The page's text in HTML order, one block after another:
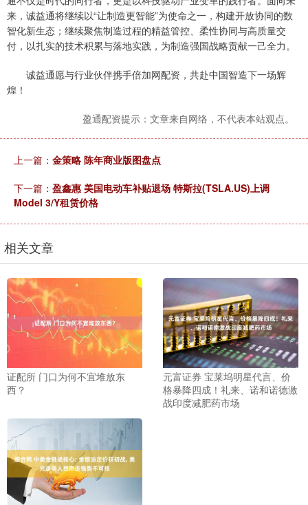
来，诚益通将继续以“让制造更智能”为使命之一，构建开放协同的数
智化新生态；继续聚焦制造过程的精益管控、柔性协同与高质量交
付，以扎实的技术积累与落地实践，为制造强国战略贡献一己全力。
诚益通愿与行业伙伴携手倍加网配资，共赴中国智造下一场辉
煌！
盈通配资提示：文章来自网络，不代表本站观点。
上一篇： 金策略 陈年商业版图盘点
下一篇： 盈鑫惠 美国电动车补贴退场 特斯拉(TSLA.US)上调
Model 3/Y租赁价格
相关文章
证配所 门口为何不宜堆放东
西？
元富证券 宝莱坞明星代言、价
格暴降四成！礼来、诺和诺德激
战印度减肥药市场